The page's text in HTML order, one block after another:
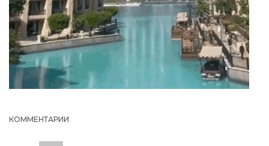
КОММЕНТАРИИ